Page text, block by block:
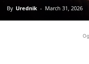
By Urednik - March 31, 2026